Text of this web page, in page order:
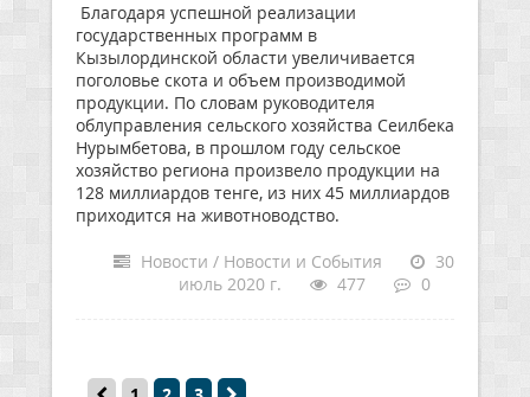
Благодаря успешной реализации
государственных программ в
Кызылординской области увеличивается
поголовье скота и объем производимой
продукции. По словам руководителя
облуправления сельского хозяйства Сеилбека
Нурымбетова, в прошлом году сельское
хозяйство региона произвело продукции на
128 миллиардов тенге, из них 45 миллиардов
приходится на животноводство.
Новости / Новости и События
30
июль 2020 г.
477 0